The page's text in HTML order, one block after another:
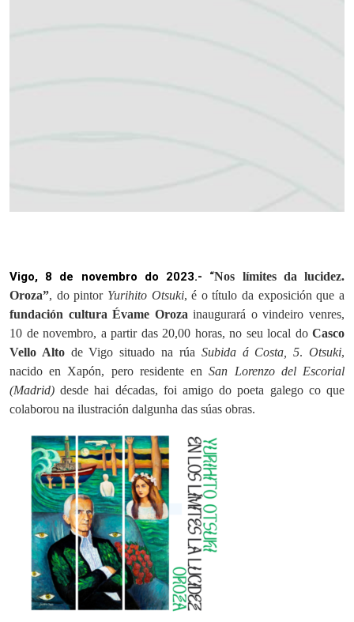
Vigo, 8 de novembro do 2023.- “Nos límites da lucidez.
Oroza”, do pintor Yurihito Otsuki, é o título da exposición que a
fundación cultura Évame Oroza inaugurará o vindeiro venres,
10 de novembro, a partir das 20,00 horas, no seu local do Casco
Vello Altode Vigo situado na rúa Subida á Costa, 5.Otsuki,
nacido en Xapón, pero residente enSan Lorenzo del Escorial
(Madrid) desde hai décadas, foi amigo do poeta galego co que
colaborou na ilustración dalgunha das súas obras.